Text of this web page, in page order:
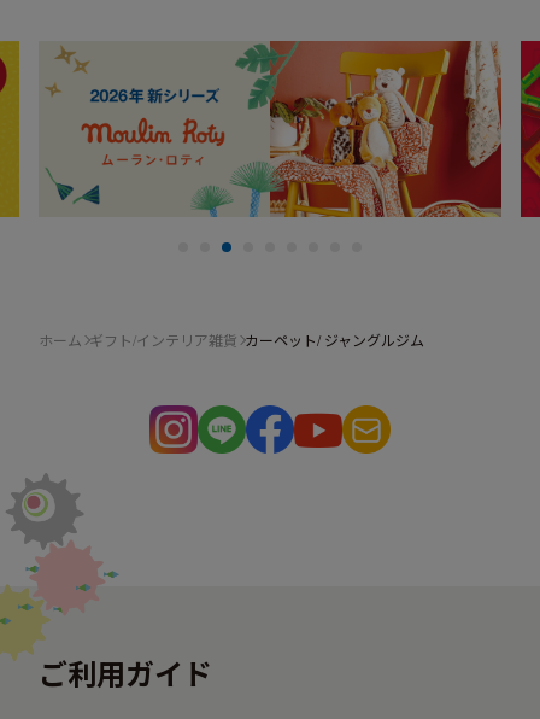
ホーム ギフト/インテリア雑貨 カーペット/ ジャングルジム
ご利用ガイド